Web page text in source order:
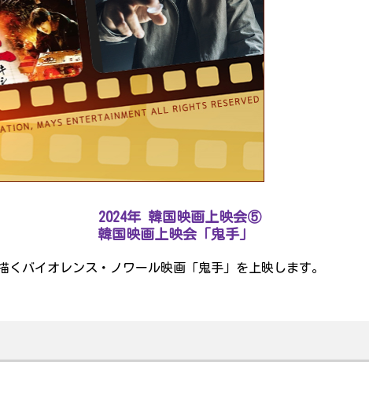
2024年 韓国映画上映会⑤
韓国映画上映会「鬼手」
バイオレンス・ノワール映画「鬼手」を上映します。